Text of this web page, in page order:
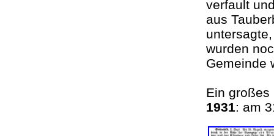
verfault
aus
wurden
Gemeinde
Ein großes
1931: am